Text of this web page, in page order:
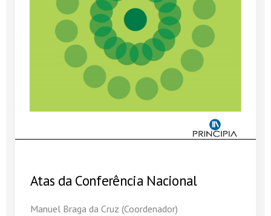
Atas da Conferência Nacional
Manuel Braga da Cruz (Coordenador)